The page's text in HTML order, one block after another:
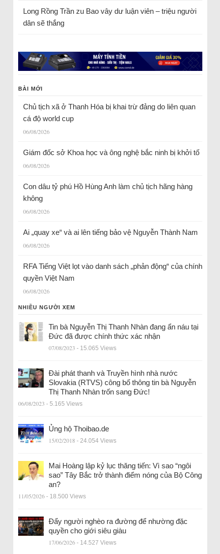
Long Rồng Trầnzu Bao vây dư luận viên – triệu người
dân sẽ thắng
BÀI MỚI
Chủ tịch xã ở Thanh Hóa bị khai trừ đảng do liên quan
cá độ world cup
06/08/2026
Giám đốc sở Khoa học và ông nghệ bắc ninh bị khởi tố
06/08/2026
Con dâu tỷ phú Hồ Hùng Anh làm chủ tịch hãng hàng
không
06/08/2026
Ai „quay xe“ và ai lên tiếng bảo vệ Nguyễn Thành Nam
06/08/2026
RFA Tiếng Việt lọt vào danh sách „phản động“ của chính
quyền Việt Nam
06/08/2026
NHIỀU NGƯỜI XEM
Tin bà Nguyễn Thị Thanh Nhàn đang ẩn náu tại
Đức đã được chính thức xác nhận
07/08/2023 - 15.065 Views
Đài phát thanh và Truyền hình nhà nước
Slovakia (RTVS) công bố thông tin bà Nguyễn
Thị Thanh Nhàn trốn sang Đức!
06/08/2023 - 5.165 Views
Ủng hộ Thoibao.de
15/02/2018 - 24.054 Views
Mai Hoàng lập kỷ lục thăng tiến: Vì sao “ngôi
sao” Tây Bắc trở thành điểm nóng của Bộ Công
an?
11/05/2026 - 18.500 Views
Đẩy người nghèo ra đường để nhường đặc
quyền cho giới siêu giàu
17/06/2026 - 14.527 Views